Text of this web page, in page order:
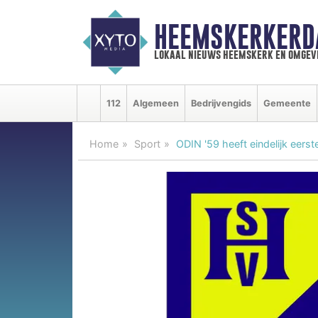
lokaal nieuws heemskerk en
112 Algemeen Bedrijvengids Gemeente
Home Sport ODIN '59 heeft eindelijk